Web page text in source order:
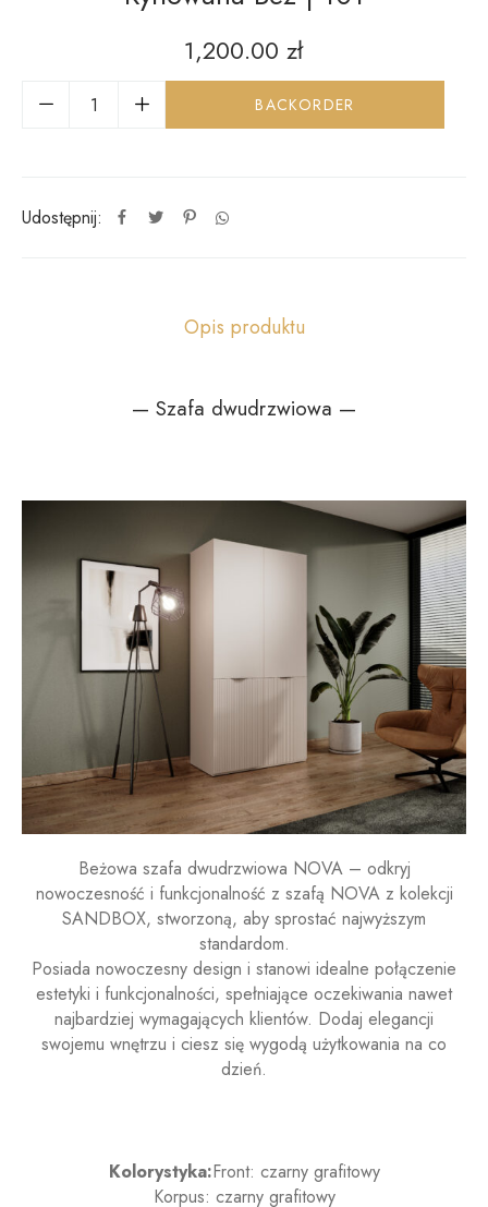
1,200.00 zł
BACKORDER
Udostępnij:
Opis produktu
— Szafa dwudrzwiowa —
Beżowa szafa dwudrzwiowa NOVA – odkryj
nowoczesność i funkcjonalność z szafą NOVA z kolekcji
SANDBOX, stworzoną, aby sprostać najwyższym
standardom.
Posiada nowoczesny design i stanowi idealne połączenie
estetyki i funkcjonalności, spełniające oczekiwania nawet
najbardziej wymagających klientów. Dodaj elegancji
swojemu wnętrzu i ciesz się wygodą użytkowania na co
dzień.
Kolorystyka:Front: czarny grafitowy
Korpus: czarny grafitowy